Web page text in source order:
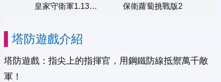
皇家守衛軍1.13無敵版 保衛蘿蔔挑戰版2
塔防遊戲介紹
塔防遊戲：指尖上的指揮官，用鋼鐵防線抵禦萬千敵
軍！